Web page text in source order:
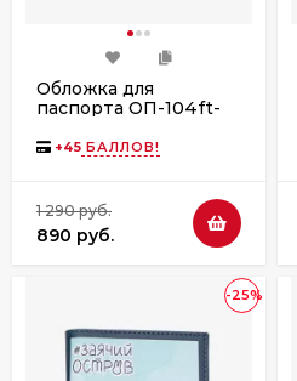
Обложка для
паспорта ОП-104ft-
+45 БАЛЛОВ!
1 290 руб.
890 руб.
-25%